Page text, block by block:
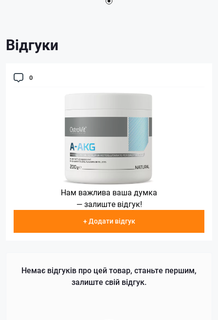
Відгуки
0
Нам важлива ваша думка
— залиште відгук!
+ Додати відгук
Немає відгуків про цей товар, станьте першим,
залиште свій відгук.